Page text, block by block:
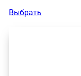
Выбрать